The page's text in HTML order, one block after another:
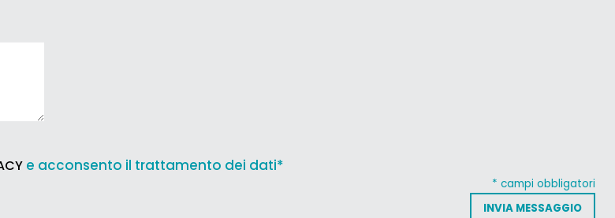
e acconsento il trattamento dei dati*
* campi obbligatori